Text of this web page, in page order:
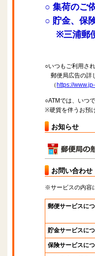
○ 集荷のご
○ 貯金、保
※三浦郵便
○いつもご利用さ
郵便局広告の詳
（ https://
○ATMでは、いつ
※硬貨を伴うお預
お知らせ
お問い合わせ
※サービスの内容
郵便サービスに
貯金サービスに
保険サービスに